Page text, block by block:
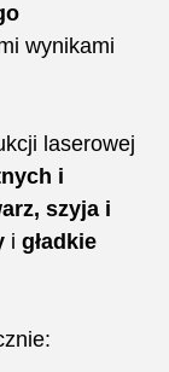
wynikami
laserowej
i
szyja i
i gładkie